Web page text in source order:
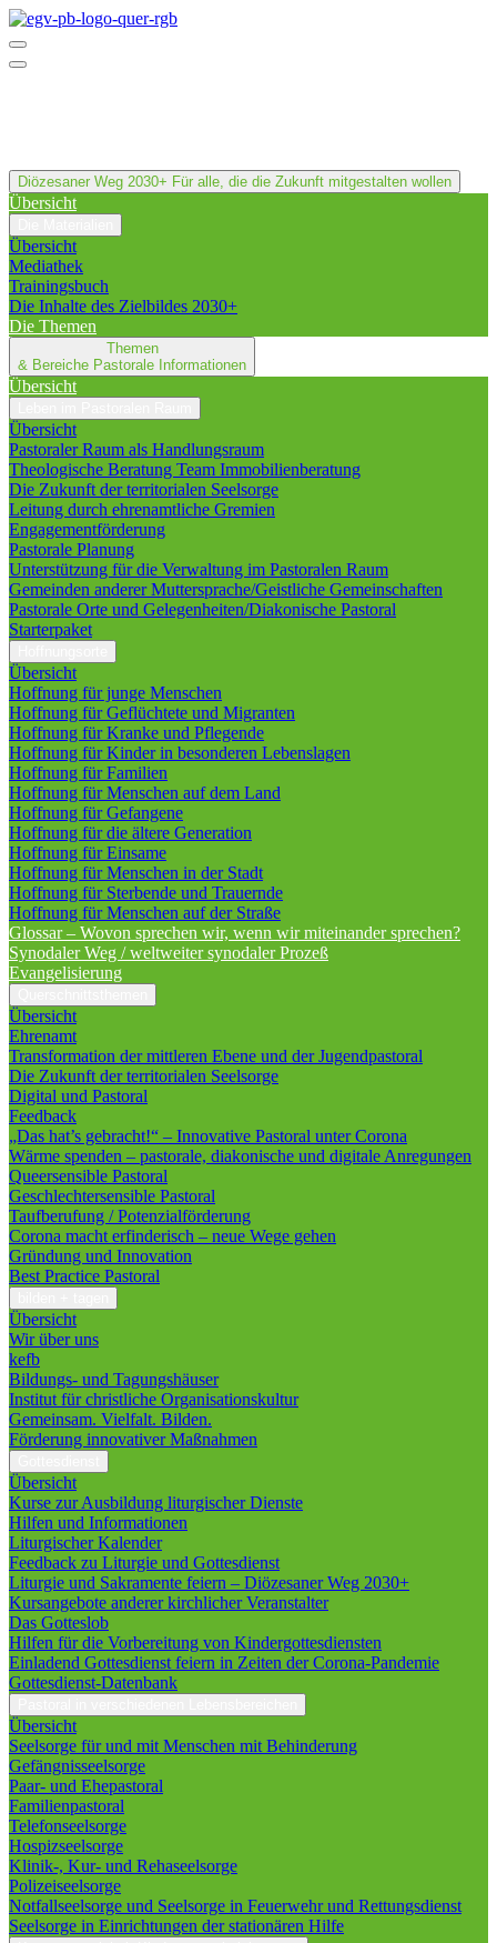
Diözesaner Weg 2030+ Für alle, die die Zukunft mitgestalten wollen
Übersicht
Übersicht
Mediathek
Trainingsbuch
Die Inhalte des Zielbildes 2030+
Die Themen
Themen
& Bereiche Pastorale Informationen
Übersicht
Übersicht
Pastoraler Raum als Handlungsraum
Theologische Beratung Team Immobilienberatung
Die Zukunft der territorialen Seelsorge
Leitung durch ehrenamtliche Gremien
Engagementförderung
Pastorale Planung
Unterstützung für die Verwaltung im Pastoralen Raum
Gemeinden anderer Muttersprache/Geistliche Gemeinschaften
Pastorale Orte und Gelegenheiten/Diakonische Pastoral
Starterpaket
Übersicht
Hoffnung für junge Menschen
Hoffnung für Geflüchtete und Migranten
Hoffnung für Kranke und Pflegende
Hoffnung für Kinder in besonderen Lebenslagen
Hoffnung für Familien
Hoffnung für Menschen auf dem Land
Hoffnung für Gefangene
Hoffnung für die ältere Generation
Hoffnung für Einsame
Hoffnung für Menschen in der Stadt
Hoffnung für Sterbende und Trauernde
Hoffnung für Menschen auf der Straße
Glossar – Wovon sprechen wir, wenn wir miteinander sprechen?
Synodaler Weg / weltweiter synodaler Prozeß
Evangelisierung
Übersicht
Ehrenamt
Transformation der mittleren Ebene und der Jugendpastoral
Die Zukunft der territorialen Seelsorge
Digital und Pastoral
Feedback
„Das hat’s gebracht!“ – Innovative Pastoral unter Corona
Wärme spenden – pastorale, diakonische und digitale Anregungen
Queersensible Pastoral
Geschlechtersensible Pastoral
Taufberufung / Potenzialförderung
Corona macht erfinderisch – neue Wege gehen
Gründung und Innovation
Best Practice Pastoral
Übersicht
Wir über uns
kefb
Bildungs- und Tagungshäuser
Institut für christliche Organisationskultur
Gemeinsam. Vielfalt. Bilden.
Förderung innovativer Maßnahmen
Übersicht
Kurse zur Ausbildung liturgischer Dienste
Hilfen und Informationen
Liturgischer Kalender
Feedback zu Liturgie und Gottesdienst
Liturgie und Sakramente feiern – Diözesaner Weg 2030+
Kursangebote anderer kirchlicher Veranstalter
Das Gotteslob
Hilfen für die Vorbereitung von Kindergottesdiensten
Einladend Gottesdienst feiern in Zeiten der Corona-Pandemie
Gottesdienst-Datenbank
Übersicht
Seelsorge für und mit Menschen mit Behinderung
Gefängnisseelsorge
Paar- und Ehepastoral
Familienpastoral
Telefonseelsorge
Hospizseelsorge
Klinik-, Kur- und Rehaseelsorge
Polizeiseelsorge
Notfallseelsorge und Seelsorge in Feuerwehr und Rettungsdienst
Seelsorge in Einrichtungen der stationären Hilfe